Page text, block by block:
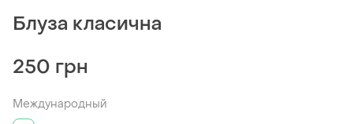
Блуза класична
250 грн
Международный